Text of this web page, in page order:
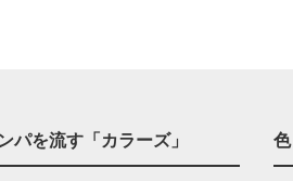
パを流す「カラーズ」